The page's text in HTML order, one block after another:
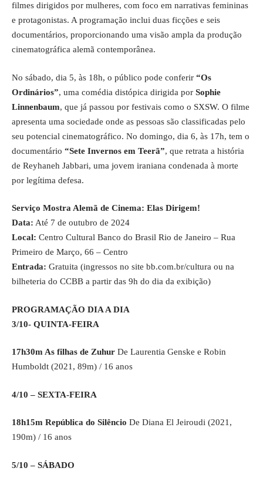
filmes dirigidos por mulheres, com foco em narrativas femininas
e protagonistas. A programação inclui duas ficções e seis
documentários, proporcionando uma visão ampla da produção
cinematográfica alemã contemporânea.
No sábado, dia 5, às 18h, o público pode conferir “Os
Ordinários”, uma comédia distópica dirigida por Sophie
Linnenbaum, que já passou por festivais como o SXSW. O filme
apresenta uma sociedade onde as pessoas são classificadas pelo
seu potencial cinematográfico. No domingo, dia 6, às 17h, tem o
documentário “Sete Invernos em Teerã”, que retrata a história
de Reyhaneh Jabbari, uma jovem iraniana condenada à morte
por legítima defesa.
Serviço Mostra Alemã de Cinema: Elas Dirigem!
Data: Até 7 de outubro de 2024
Local: Centro Cultural Banco do Brasil Rio de Janeiro – Rua
Primeiro de Março, 66 – Centro
Entrada: Gratuita (ingressos no site bb.com.br/cultura ou na
bilheteria do CCBB a partir das 9h do dia da exibição)
PROGRAMAÇÃO DIA A DIA
3/10- QUINTA-FEIRA
17h30m As filhas de Zuhur De Laurentia Genske e Robin
Humboldt (2021, 89m) / 16 anos
4/10 – SEXTA-FEIRA
18h15m República do Silêncio De Diana El Jeiroudi (2021,
190m) / 16 anos
5/10 – SÁBADO